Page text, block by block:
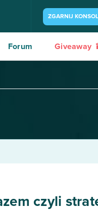
ZGARNIJ
Forum Giveaway
czyli